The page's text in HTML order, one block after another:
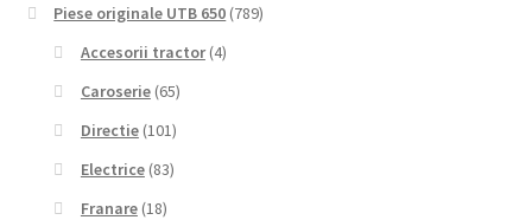
Piese originale UTB 650 (789)
Accesorii tractor (4)
Caroserie (65)
Directie (101)
Electrice (83)
Franare (18)